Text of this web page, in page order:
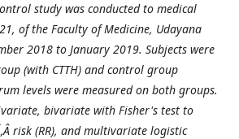
study was conducted to medical
of the Faculty of Medicine, Udayana
2018 to January 2019. Subjects were
(with CTTH) and control group
levels were measured on both groups.
bivariate with Fisher's test to
risk (RR), and multivariate logistic